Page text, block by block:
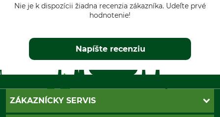
Nie je k dispozícii žiadna recenzia zákazníka. Udeľte prvé
hodnotenie!
Napíšte recenziu
ZÁKAZNÍCKY SERVIS